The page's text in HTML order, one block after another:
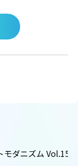
ダニズム Vol.15